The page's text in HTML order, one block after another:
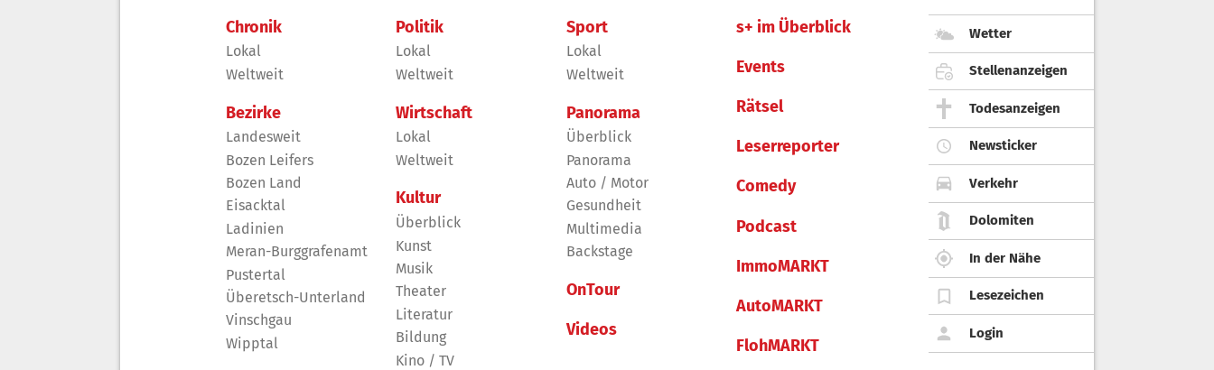
Chronik
Lokal
Weltweit
Bezirke
Landesweit
Bozen Leifers
Bozen Land
Eisacktal
Ladinien
Meran-Burggrafenamt
Pustertal
Überetsch-Unterland
Vinschgau
Wipptal
Politik
Lokal
Weltweit
Wirtschaft
Lokal
Weltweit
Kultur
Überblick
Kunst
Musik
Theater
Literatur
Bildung
Kino / TV
Sport
Lokal
Weltweit
Panorama
Überblick
Panorama
Auto / Motor
Gesundheit
Multimedia
Backstage
OnTour
Videos
s+ im Überblick
Events
Rätsel
Leserreporter
Comedy
Podcast
ImmoMARKT
AutoMARKT
FlohMARKT
Wetter
Stellenanzeigen
Todesanzeigen
Newsticker
Verkehr
Dolomiten
In der Nähe
Lesezeichen
Login